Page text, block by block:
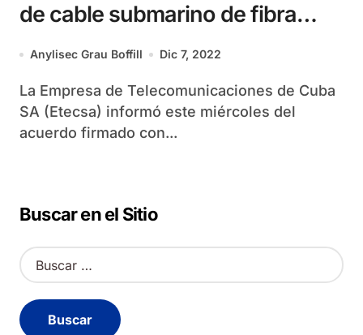
de cable submarino de fibra
óptica
Anylisec Grau Boffill Dic 7, 2022
La Empresa de Telecomunicaciones de Cuba
SA (Etecsa) informó este miércoles del
acuerdo firmado con...
Buscar en el Sitio
B
u
c
a